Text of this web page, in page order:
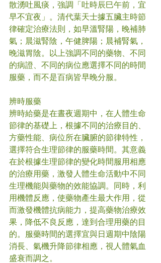
散湧吐風痰，強調「吐時辰巳午前，宜
早不宜夜」。清代葉天士據五臟主時節
律確定治療法則，如早溫腎陽，晚補肺
氣；晨滋腎陰，午健脾陽；晨補腎氣，
晚滋胃陰。以上強調不同的藥物、不同
的病證、不同的病位應選擇不同的時間
服藥，而不是百病皆早晚分服。
辨時服藥
辨時給藥是在晝夜週期中，在人體生命
節律的基礎上，根據不同的治療目的、
方藥性能、病位所在臟腑的節律特性，
選擇符合生理節律的服藥時間。其意義
在於根據生理節律的變化時間服用相應
的治療用藥，激發人體生命活動中不同
生理機能與藥物的效能協調。同時，利
用機體反應，使藥物產生最大作用，從
而激發機體抗病能力，提高藥物治療效
果，降低不良反應，達到合理用藥的目
的。服藥時間的選擇宜與日週期中陰陽
消長、氣機升降節律相應，視人體氣血
盛衰而調之。